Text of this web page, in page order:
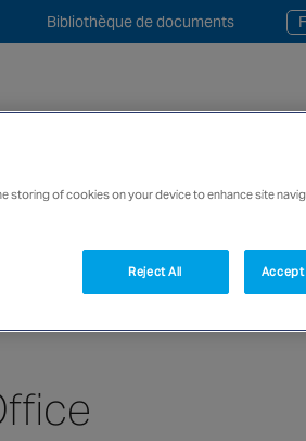
Bibliothèque de documents
et sécurité électronique
storing of cookies on your device to enhance site
Reject All Accept